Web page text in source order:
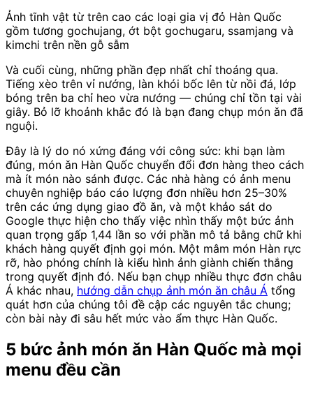
Ảnh tĩnh vật từ trên cao các loại gia vị đỏ Hàn Quốc
gồm tương gochujang, ớt bột gochugaru, ssamjang và
kimchi trên nền gỗ sẫm
Và cuối cùng, những phần đẹp nhất chỉ thoáng qua.
Tiếng xèo trên vỉ nướng, làn khói bốc lên từ nồi đá, lớp
bóng trên ba chỉ heo vừa nướng — chúng chỉ tồn tại vài
giây. Bỏ lỡ khoảnh khắc đó là bạn đang chụp món ăn đã
nguội.
Đây là lý do nó xứng đáng với công sức: khi bạn làm
đúng, món ăn Hàn Quốc chuyển đổi đơn hàng theo cách
mà ít món nào sánh được. Các nhà hàng có ảnh menu
chuyên nghiệp báo cáo lượng đơn nhiều hơn 25–30%
trên các ứng dụng giao đồ ăn, và một khảo sát do
Google thực hiện cho thấy việc nhìn thấy một bức ảnh
quan trọng gấp 1,44 lần so với phần mô tả bằng chữ khi
khách hàng quyết định gọi món. Một mâm món Hàn rực
rỡ, hào phóng chính là kiểu hình ảnh giành chiến thắng
trong quyết định đó. Nếu bạn chụp nhiều thực đơn châu
Á khác nhau, hướng dẫn chụp ảnh món ăn châu Á tổng
quát hơn của chúng tôi đề cập các nguyên tắc chung;
còn bài này đi sâu hết mức vào ẩm thực Hàn Quốc.
5 bức ảnh món ăn Hàn Quốc mà mọi
menu đều cần